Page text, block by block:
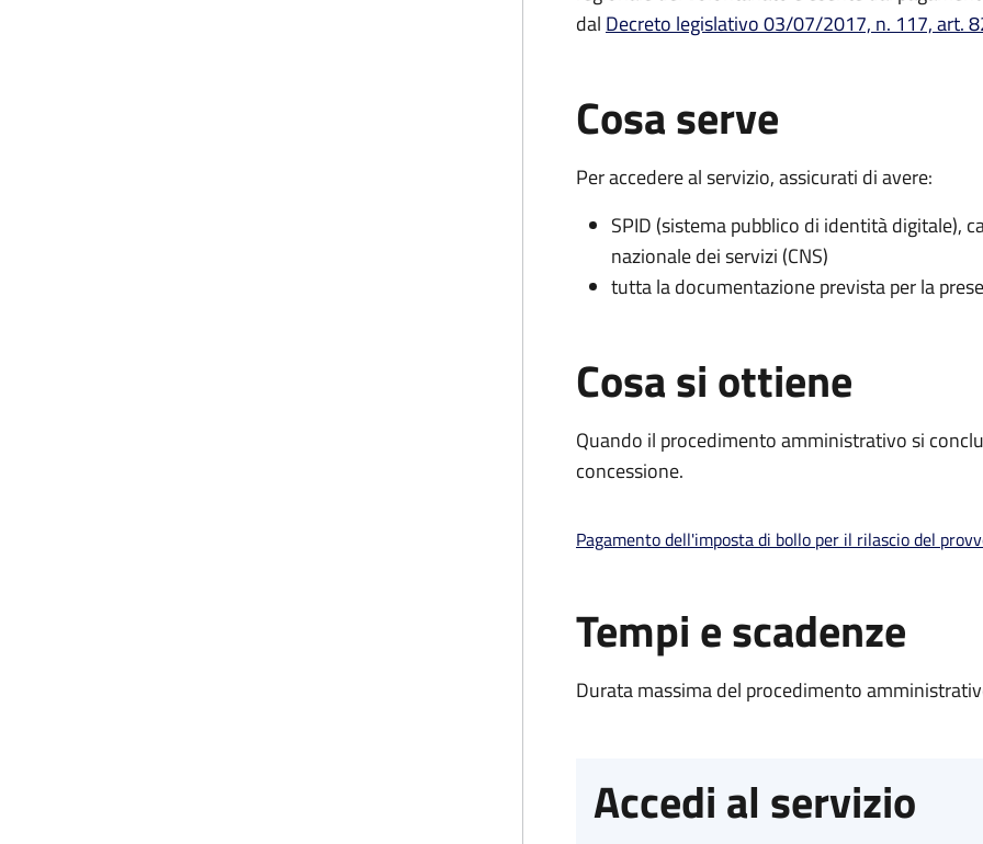
dal Decreto legislativo 03/07/2017, n. 117, art.
Cosa serve
Per accedere al servizio, assicurati di avere:
SPID (sistema pubblico di identità digitale),
nazionale dei servizi (CNS)
tutta la documentazione prevista per la
Cosa si ottiene
Quando il procedimento amministrativo si
concessione.
Pagamento dell'imposta di bollo per il rilascio del
Tempi e scadenze
Durata massima del procedimento
Accedi al servizio